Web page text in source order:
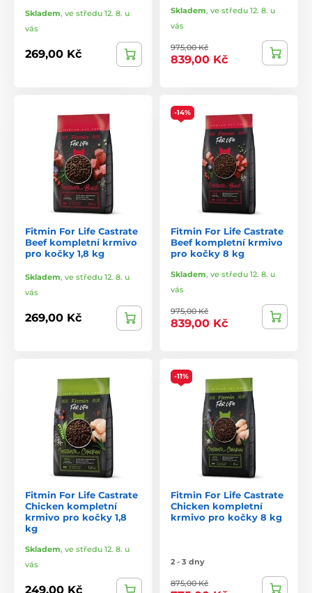
Skladem, ve středu 12. 8. u
vás
269,00 Kč
Skladem, ve středu 12. 8. u
vás
975,00 Kč
839,00 Kč
Fitmin For Life Castrate
Beef kompletní krmivo
pro kočky 1,8 kg
Skladem, ve středu 12. 8. u
vás
269,00 Kč
-14%
Fitmin For Life Castrate
Beef kompletní krmivo
pro kočky 8 kg
Skladem, ve středu 12. 8. u
vás
975,00 Kč
839,00 Kč
Fitmin For Life Castrate
Chicken kompletní
krmivo pro kočky 1,8
kg
Skladem, ve středu 12. 8. u
vás
249,00 Kč
-11%
Fitmin For Life Castrate
Chicken kompletní
krmivo pro kočky 8 kg
2 - 3 dny
875,00 Kč